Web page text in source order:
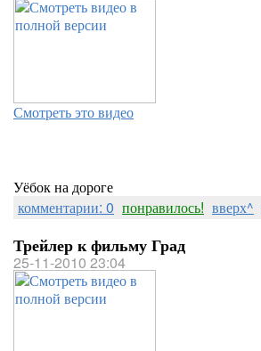
Смотреть это видео
Уёбок на дороге
комментарии: 0 понравилось! вверх^
Трейлер к фильму Град
25-11-2010 23:04